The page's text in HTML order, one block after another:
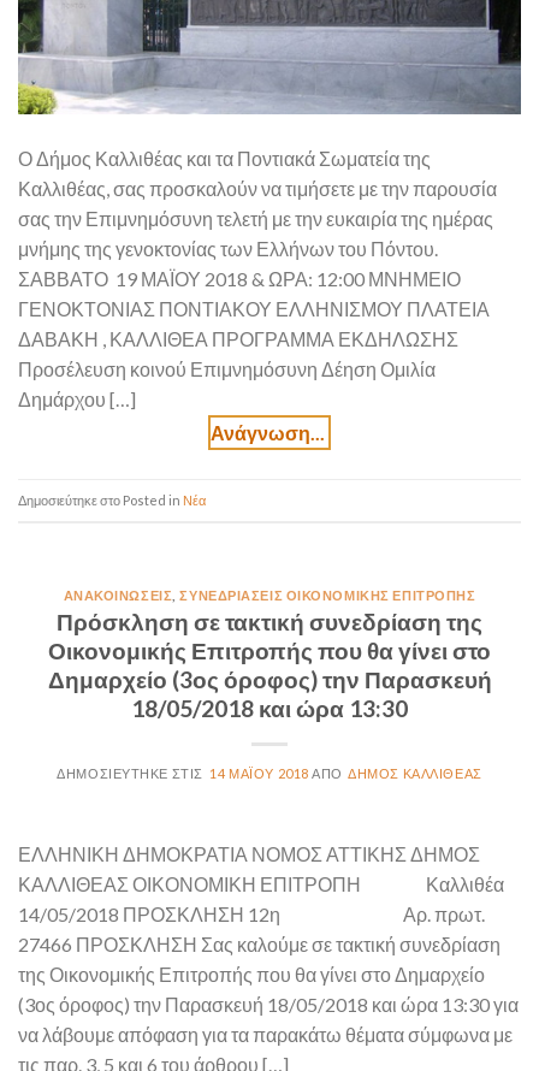
Ο Δήμος Καλλιθέας και τα Ποντιακά Σωματεία της
Καλλιθέας, σας προσκαλούν να τιμήσετε με την παρουσία
σας την Επιμνημόσυνη τελετή με την ευκαιρία της ημέρας
μνήμης της γενοκτονίας των Ελλήνων του Πόντου.
ΣΑΒΒΑΤΟ 19 ΜΑΪΟΥ 2018 & ΩΡΑ: 12:00 ΜΝΗΜΕΙΟ
ΓΕΝΟΚΤΟΝΙΑΣ ΠΟΝΤΙΑΚΟΥ ΕΛΛΗΝΙΣΜΟΥ ΠΛΑΤΕΙΑ
ΔΑΒΑΚΗ , ΚΑΛΛΙΘΕΑ ΠΡΟΓΡΑΜΜΑ ΕΚΔΗΛΩΣΗΣ
Προσέλευση κοινού Επιμνημόσυνη Δέηση Ομιλία
Δημάρχου […]
Posted in Νέα
ΑΝΑΚΟΙΝΏΣΕΙΣ ,ΣΥΝΕΔΡΙΆΣΕΙΣ ΟΙΚΟΝΟΜΙΚΉΣ ΕΠΙΤΡΟΠΉΣ
Πρόσκληση σε τακτική συνεδρίαση της
Οικονομικής Επιτροπής που θα γίνει στο
Δημαρχείο (3ος όροφος) την Παρασκευή
18/05/2018 και ώρα 13:30
14 ΜΑΪ́ΟΥ 2018 ΔΉΜΟΣ ΚΑΛΛΙΘΈΑΣ
ΕΛΛΗΝΙΚΗ ΔΗΜΟΚΡΑΤΙΑ ΝΟΜΟΣ ΑΤΤΙΚΗΣ ΔΗΜΟΣ
ΚΑΛΛΙΘΕΑΣ ΟΙΚΟΝΟΜΙΚΗ ΕΠΙΤΡΟΠΗ Καλλιθέα
14/05/2018 ΠΡΟΣΚΛΗΣΗ 12η Αρ. πρωτ.
27466 ΠΡΟΣΚΛΗΣΗ Σας καλούμε σε τακτική συνεδρίαση
της Οικονομικής Επιτροπής που θα γίνει στο Δημαρχείο
(3ος όροφος) την Παρασκευή 18/05/2018 και ώρα 13:30 για
να λάβουμε απόφαση για τα παρακάτω θέματα σύμφωνα με
τις παρ. 3, 5 και 6 του άρθρου […]